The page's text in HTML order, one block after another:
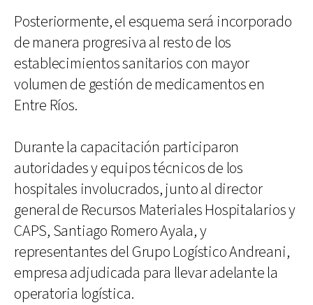
Posteriormente, el esquema será incorporado
de manera progresiva al resto de los
establecimientos sanitarios con mayor
volumen de gestión de medicamentos en
Entre Ríos.
Durante la capacitación participaron
autoridades y equipos técnicos de los
hospitales involucrados, junto al director
general de Recursos Materiales Hospitalarios y
CAPS, Santiago Romero Ayala, y
representantes del Grupo Logístico Andreani,
empresa adjudicada para llevar adelante la
operatoria logística.